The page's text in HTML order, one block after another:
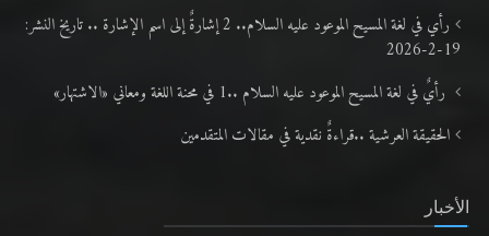
رأي في لغة المسيح الموعود عليه السلام.. 2 إشارةٌ إلى اسم الإشارة .. تاريخ النشر:
19-2-2026
رأيٌ في لغة المسيح الموعود عليه السلام ..1 في محنة اللغة ومعاني «الاشتهار»
الحقيقة العرشية ..قراءةٌ نقدية في مقالات المتقدمين
الأخبار